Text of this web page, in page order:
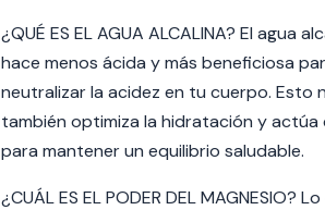
¿QUÉ ES EL AGUA ALCALINA? El agua
hace menos ácida y más beneficiosa
neutralizar la acidez en tu cuerpo. Esto
también optimiza la hidratación y
para mantener un equilibrio saludable.
¿CUÁL ES EL PODER DEL MAGNESIO? Lo